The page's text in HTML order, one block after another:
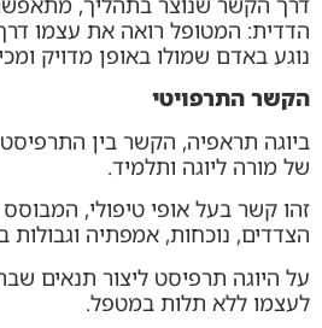
הדדית: המטופל רואה את עצמו
נוגע באדם שמולו באופן מדויק
הקשר התרפויטי
ביוגה תראפיה, הקשר בין
של מורה ליוגה ותלמיד.
זהו קשר בעל אופי טיפולי,
הצדדים, נוכחות, אמפתיה וגבולות
על היוגה תרפיסט ליצור תנאים
לעצמו ללא תלות במטפל.